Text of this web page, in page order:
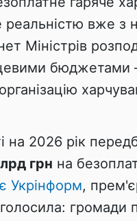
реальністю вже з
Міністрів
2026 рік
грн на
Укрінформ,
громади